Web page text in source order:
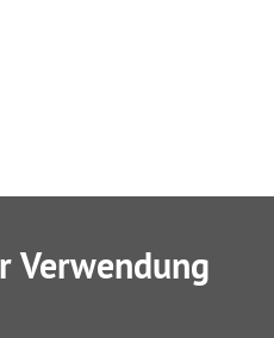
Verwendung